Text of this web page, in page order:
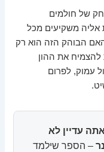
של חולמים
אליה משקיעים מכל
הבוהק הזה הוא רק
להצמיח את ההון
עמוק, לפרום
עדיין לא
– הספר שילמד